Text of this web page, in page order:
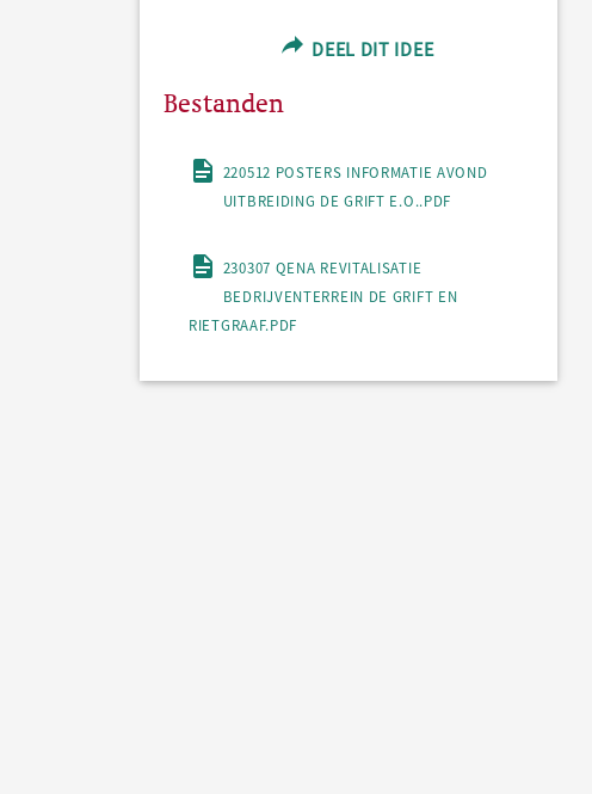
DEEL DIT IDEE
Bestanden
220512 POSTERS INFORMATIE AVOND
UITBREIDING DE GRIFT E.O..PDF
230307 QENA REVITALISATIE
BEDRIJVENTERREIN DE GRIFT EN
RIETGRAAF.PDF